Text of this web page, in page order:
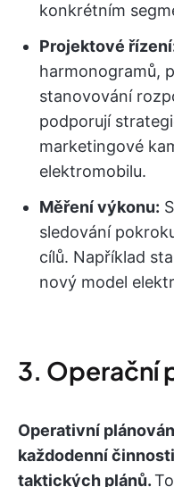
konkrétním
Projektové
harmonogramů,
stanovování
podporují
marketingové
elektromobilu.
Měření výkonu:
sledování
cílů. Například
nový model
3. Operační
Operativní
každodenní
taktických plánů.